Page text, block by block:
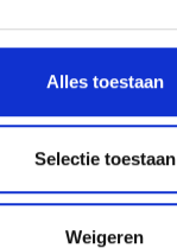
Alles toestaan
Selectie toestaan
Weigeren
!